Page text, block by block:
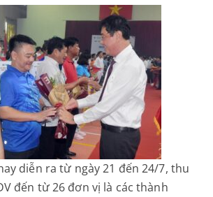
diễn ra từ ngày 21 đến 24/7, thu
đến từ 26 đơn vị là các thành